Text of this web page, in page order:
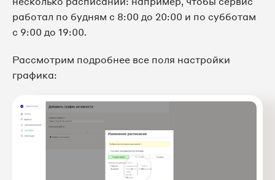
работал по будням с 8:00 до 20:00 и по субботам
с 9:00 до 19:00.
Рассмотрим подробнее все поля настройки
графика: